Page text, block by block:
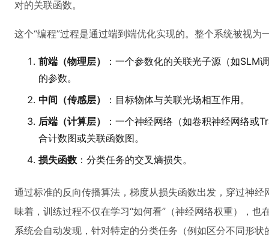
对的关联函数。
这个“编程”过程是通过端到端优化实现的。整个系统被视为
前端（物理层）
：一个参数化的关联光子源（如SLM
的参数。
中间（传感层）
：目标物体与关联光场相互作用。
后端（计算层）
：一个神经网络（如卷积神经网络或
合计数图或关联函数图。
损失函数 ：分类任务的交叉熵损失。
通过标准的反向传播算法，梯度从损失函数出发，穿过神
味着，训练过程不仅在学习“如何看”（神经网络权重），也
系统会自动发现，针对特定的分类任务（例如区分不同形